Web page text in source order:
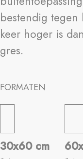
bestendig
keer hoger is
gres.
FORMATEN
30x60 cm